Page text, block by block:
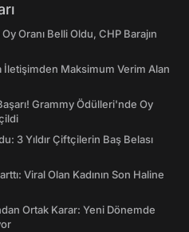
Oranı Belli Oldu, CHP Barajın
İletişimden Maksimum Verim Alan
Grammy Ödülleri'nde Oy
3 Yıldır Çiftçilerin Baş Belası
Viral Olan Kadının Son Haline
Ortak Karar: Yeni Dönemde